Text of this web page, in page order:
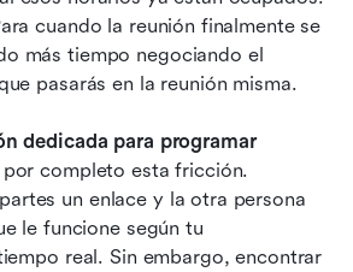
cuando la reunión finalmente se
más tiempo negociando el
pasarás en la reunión misma.
dedicada para programar
por completo esta fricción.
un enlace y la otra persona
le funcione según tu
real. Sin embargo, encontrar
aplicación de programación de
para equipos internos